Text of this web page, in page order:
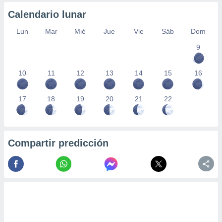
Calendario lunar
Lun Mar Mié Jue Vie Sáb
Dom
9
10 11 12 13 14 15 16
17 18 19 20 21 22
Compartir predicción